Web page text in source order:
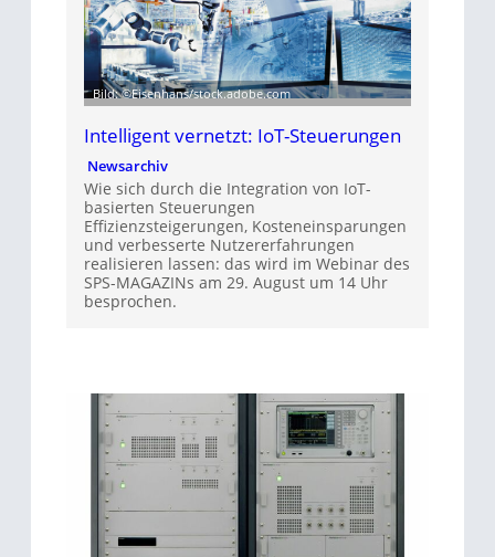
Bild: ©Eisenhans/stock.adobe.com
Intelligent vernetzt: IoT-Steuerungen
Newsarchiv
Wie sich durch die Integration von IoT-
basierten Steuerungen
Effizienzsteigerungen, Kosteneinsparungen
und verbesserte Nutzererfahrungen
realisieren lassen: das wird im Webinar des
SPS-MAGAZINs am 29. August um 14 Uhr
besprochen.